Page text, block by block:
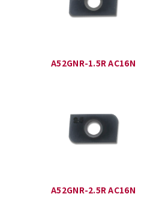
A52GNR-1.5R AC16N
A52GNR-2.5R AC16N